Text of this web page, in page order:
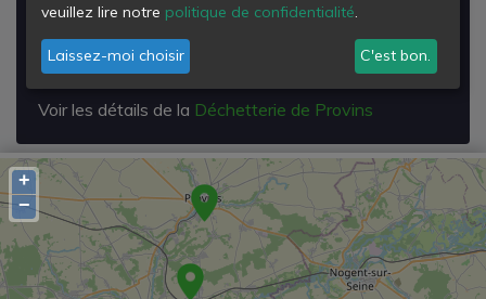
Chemin des Grattons
77160
Provins
Voir les détails de la Déchetterie de Provins
+
−
veuillez lire notre politique de confidentialité.
Laissez-moi choisir C'est bon.